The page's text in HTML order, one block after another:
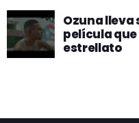
Ozuna lleva
película
estrellato